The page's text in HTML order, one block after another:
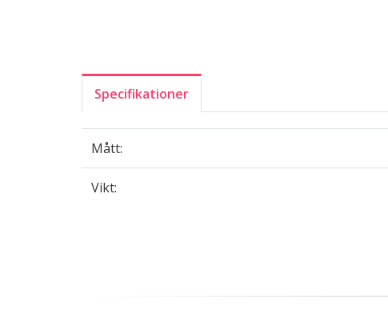
Specifikationer
Mått:
Vikt: